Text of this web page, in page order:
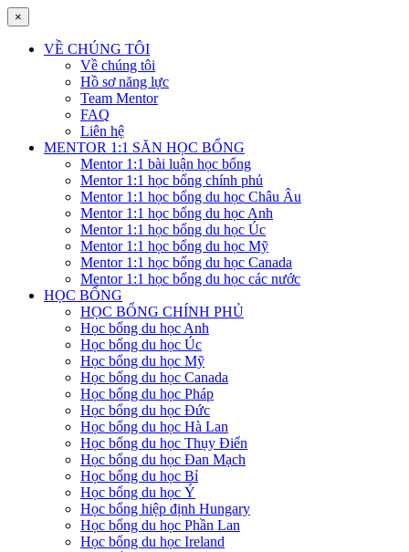
×
VỀ CHÚNG TÔI
Về chúng tôi
Hồ sơ năng lực
Team Mentor
FAQ
Liên hệ
MENTOR 1:1 SĂN HỌC BỔNG
Mentor 1:1 bài luận học bổng
Mentor 1:1 học bổng chính phủ
Mentor 1:1 học bổng du học Châu Âu
Mentor 1:1 học bổng du học Anh
Mentor 1:1 học bổng du học Úc
Mentor 1:1 học bổng du học Mỹ
Mentor 1:1 học bổng du học Canada
Mentor 1:1 học bổng du học các nước
HỌC BỔNG
HỌC BỔNG CHÍNH PHỦ
Học bổng du học Anh
Học bổng du học Úc
Học bổng du học Mỹ
Học bổng du học Canada
Học bổng du học Pháp
Học bổng du học Đức
Học bổng du học Hà Lan
Học bổng du học Thụy Điển
Học bổng du học Đan Mạch
Học bổng du học Bỉ
Học bổng du học Ý
Học bổng hiệp định Hungary
Học bổng du học Phần Lan
Học bổng du học Ireland